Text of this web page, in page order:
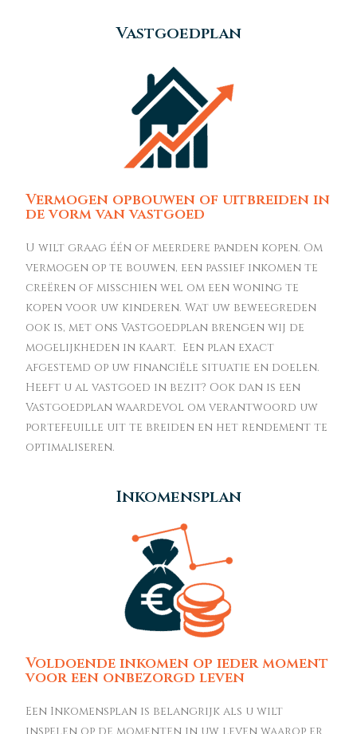
Vastgoedplan
Vermogen opbouwen of uitbreiden in
de vorm van vastgoed
U wilt graag één of meerdere panden kopen. Om
vermogen op te bouwen, een passief inkomen te
creëren of misschien wel om een woning te
kopen voor uw kinderen. Wat uw beweegreden
ook is, met ons Vastgoedplan brengen wij de
mogelijkheden in kaart. Een plan exact
afgestemd op uw financiële situatie en doelen.
Heeft u al vastgoed in bezit? Ook dan is een
Vastgoedplan waardevol om verantwoord uw
portefeuille uit te breiden en het rendement te
optimaliseren.
Inkomensplan
Voldoende inkomen op ieder moment
voor een onbezorgd leven
Een Inkomensplan is belangrijk als u wilt